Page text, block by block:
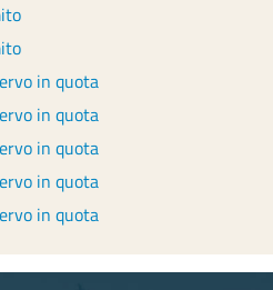
in quota
in quota
in quota
in quota
in quota